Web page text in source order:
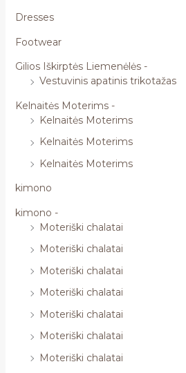
Dresses
Footwear
Gilios Iškirptės Liemenėlės -
Vestuvinis apatinis trikotažas
Kelnaitės Moterims -
Kelnaitės Moterims
Kelnaitės Moterims
Kelnaitės Moterims
kimono
kimono -
Moteriški chalatai
Moteriški chalatai
Moteriški chalatai
Moteriški chalatai
Moteriški chalatai
Moteriški chalatai
Moteriški chalatai